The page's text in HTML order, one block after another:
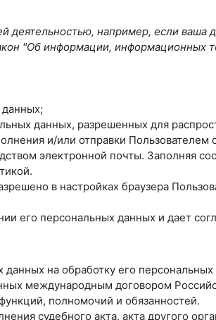
например, если ваша
"Об информации, информационных
данных, разрешенных для
и/или отправки
электронной почты. Заполняя
в настройках браузера
его персональных данных и дает
данных на обработку его
международным договором
полномочий и обязанностей.
судебного акта, акта другого